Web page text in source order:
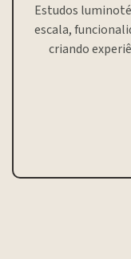
Estudos
escala,
criando